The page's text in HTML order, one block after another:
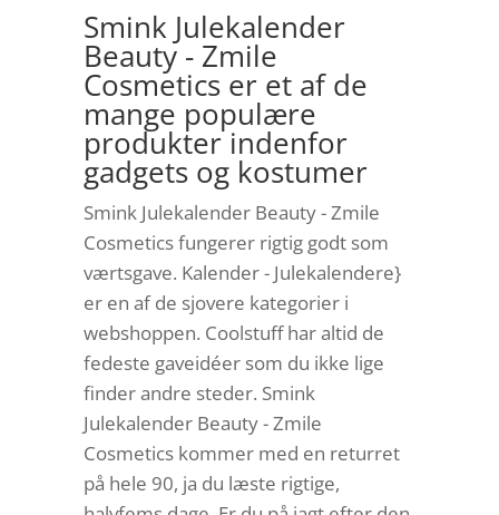
Smink Julekalender
Beauty - Zmile
Cosmetics er et af de
mange populære
produkter indenfor
gadgets og kostumer
Smink Julekalender Beauty - Zmile
Cosmetics fungerer rigtig godt som
værtsgave. Kalender - Julekalendere}
er en af de sjovere kategorier i
webshoppen. Coolstuff har altid de
fedeste gaveidéer som du ikke lige
finder andre steder. Smink
Julekalender Beauty - Zmile
Cosmetics kommer med en returret
på hele 90, ja du læste rigtige,